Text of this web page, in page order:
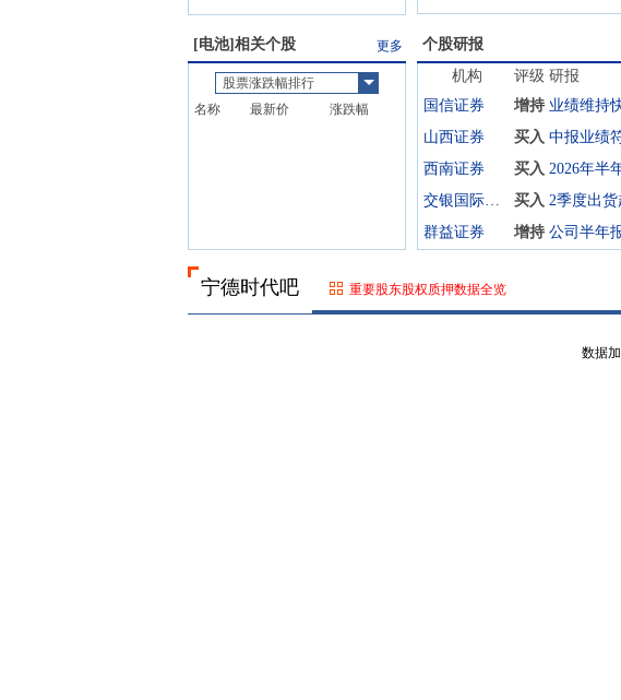
[电池]相关个股 更多
股票涨跌幅排行
名称
最新价 涨跌幅
个股研报
机构 评级 研报
国信证券
增持
山西证券 买入
西南证券 买入
交银国际证券 买入
群益证券 增持
宁德时代吧 重要股东股权质押数据全览